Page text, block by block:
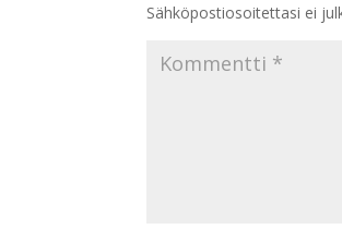
Sähköpostiosoitettasi ei